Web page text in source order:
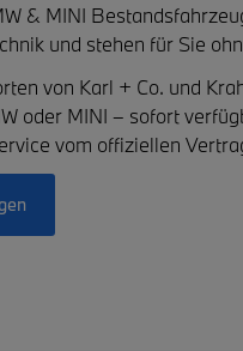
& MINI
und stehen für Sie
von Karl + Co. und
oder MINI – sofort
vom offiziellen